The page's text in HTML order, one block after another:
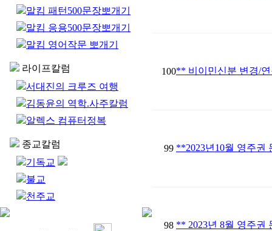
말킴 패턴500문장뽀개기
말킴 응용500문장뽀개기
말킴 영어작문 뽀개기
라이프칼럼
서대진의 크루즈 여행
김동윤의 역학.사주칼럼
알렉스 컴퓨터정복
종교칼럼
기독교
불교
천주교
100** 비이민신분 변경/연
99 **2023년10월 영주권
98 ** 2023년 8월 영주권